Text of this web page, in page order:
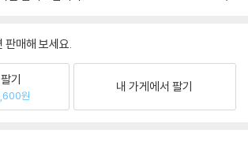
판매해 보세요.
기
원
내 가게에서 팔기